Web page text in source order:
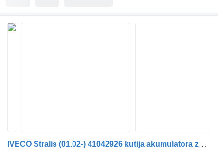
IVECO Stralis (01.02-) 41042926 kutija akumulatora za IVECO Stralis, Trakker (2002-) tegljača